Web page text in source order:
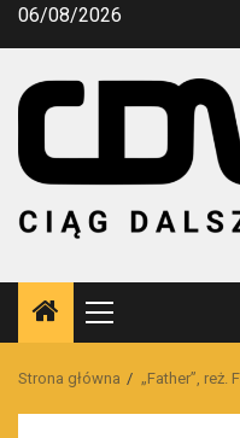
Przejdź
06/08/2026
Menu
główne
Strona główna „Father”, reż.